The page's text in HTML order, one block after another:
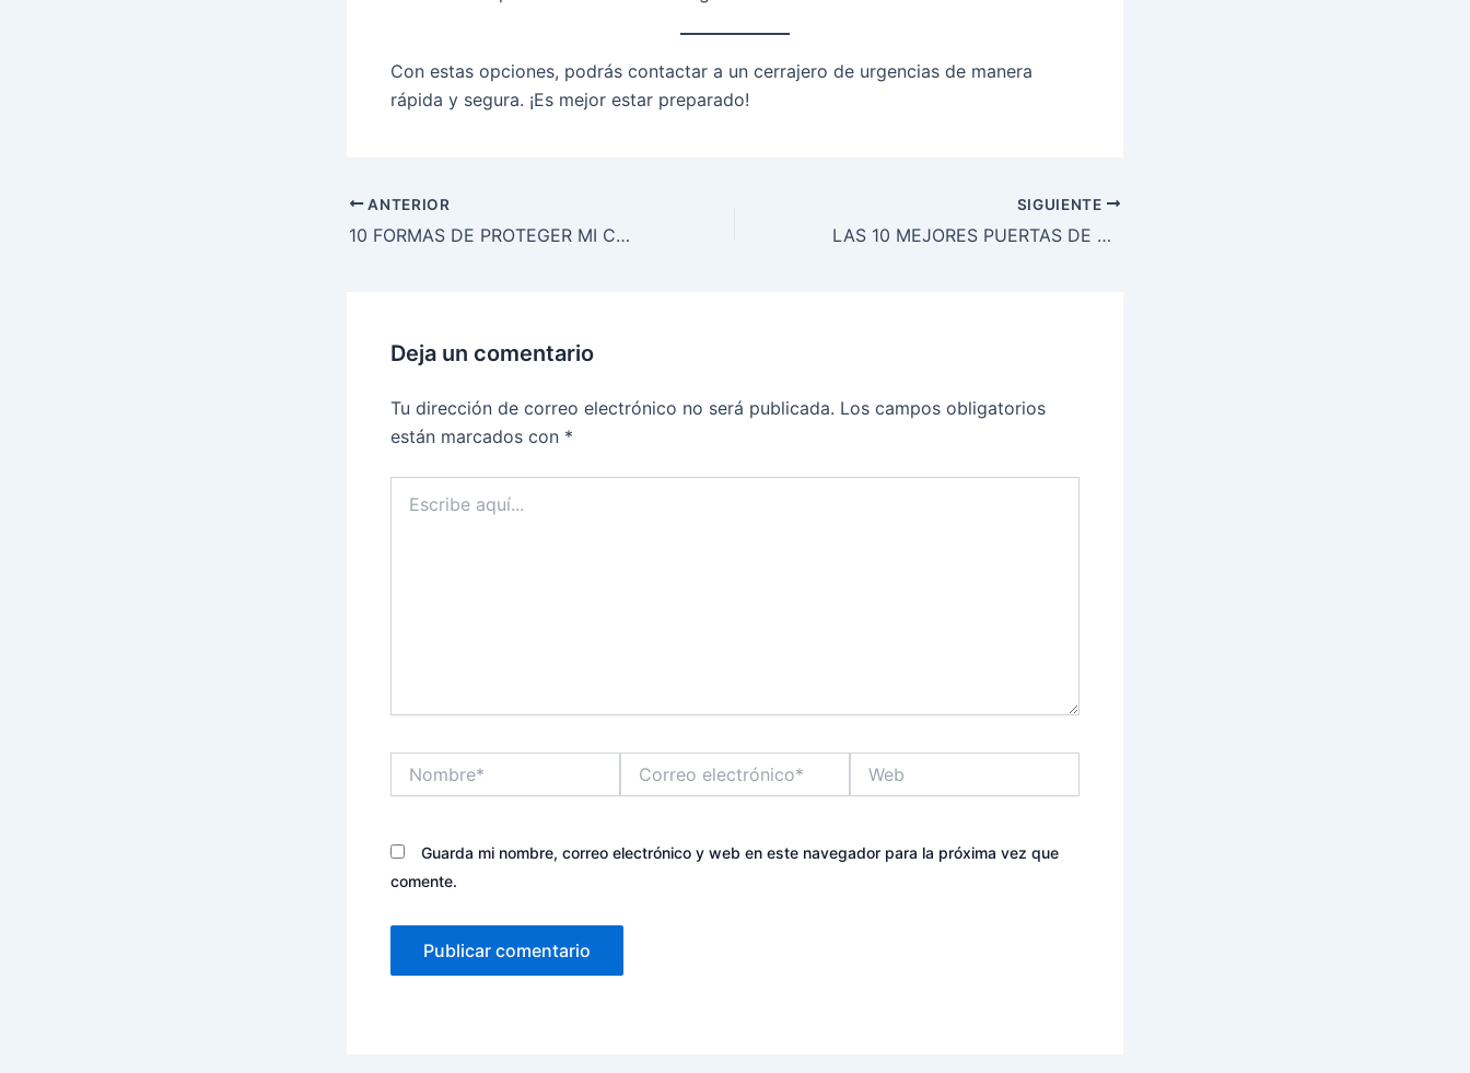
Con estas opciones, podrás contactar a un cerrajero de urgencias de manera
rápida y segura. ¡Es mejor estar preparado!
ANTERIOR
10 FORMAS DE PROTEGER MI CASA DE LADRONES
SIGUIENTE
LAS 10 MEJORES PUERTAS DE SEGURIDAD PARA TU CASA
Deja un comentario
Tu dirección de correo electrónico no será publicada. Los campos obligatorios
están marcados con *
aquí...
electrónico*
Guarda mi nombre, correo electrónico y web en este navegador para la próxima vez que
comente.